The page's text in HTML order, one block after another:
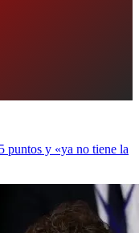
puntos y «ya no tiene la